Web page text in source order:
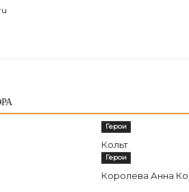
Герои
Кольт
Герои
Королева Анна